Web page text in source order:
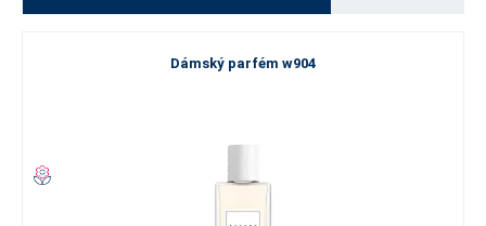
Dámský parfém w904